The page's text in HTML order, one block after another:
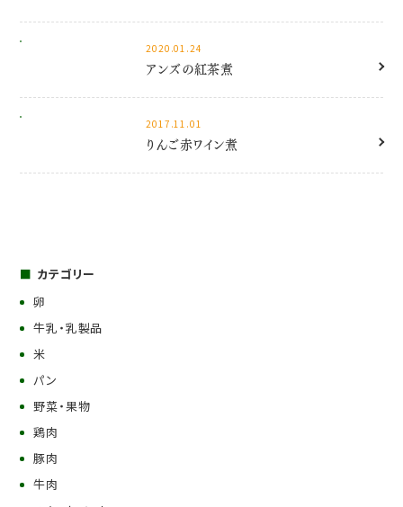
カテゴリー
卵
牛乳・乳製品
米
パン
野菜・果物
鶏肉
豚肉
牛肉
2020.01.24
アンズの紅茶煮
2017.11.01
りんご赤ワイン煮